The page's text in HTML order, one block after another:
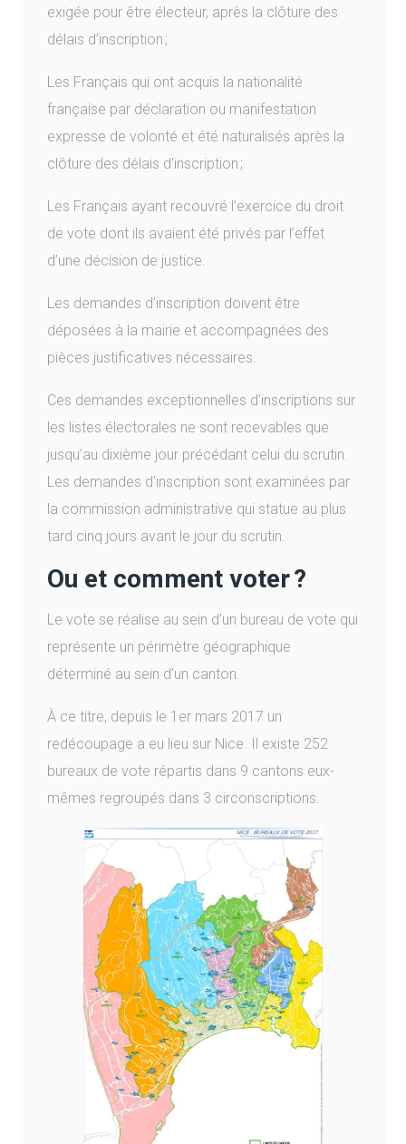
exigée pour être électeur, après la clôture des
délais d’inscription ;
Les Français qui ont acquis la nationalité
française par déclaration ou manifestation
expresse de volonté et été naturalisés après la
clôture des délais d’inscription ;
Les Français ayant recouvré l’exercice du droit
de vote dont ils avaient été privés par l’effet
d’une décision de justice.
Les demandes d’inscription doivent être
déposées à la mairie et accompagnées des
pièces justificatives nécessaires.
Ces demandes exceptionnelles d’inscriptions sur
les listes électorales ne sont recevables que
jusqu’au dixième jour précédant celui du scrutin.
Les demandes d’inscription sont examinées par
la commission administrative qui statue au plus
tard cinq jours avant le jour du scrutin.
Ou et comment voter ?
Le vote se réalise au sein d’un bureau de vote qui
représente un périmètre géographique
déterminé au sein d’un canton.
À ce titre, depuis le 1er mars 2017 un
redécoupage a eu lieu sur Nice. Il existe 252
bureaux de vote répartis dans 9 cantons eux-
mêmes regroupés dans 3 circonscriptions.